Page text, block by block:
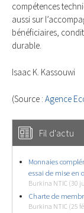
compétences
aussi sur
bénéficiaires,
durable.
Isaac K. Kassouwi
(Source : Agence
Fil d'actu
Monnaies
essai de mise en
Burkina NTIC (30
Charte de
Burkina NTIC (25